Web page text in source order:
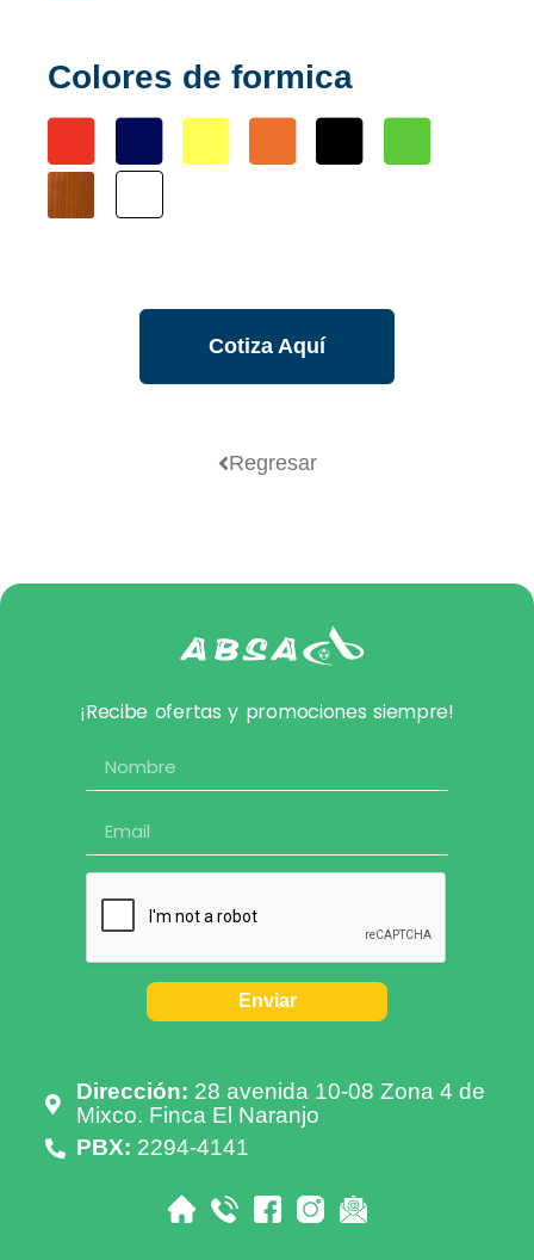
Colores de formica
Cotiza Aquí
Regresar
¡Recibe ofertas y promociones siempre!
Enviar
Dirección: 28 avenida 10-08 Zona 4 de
Mixco. Finca El Naranjo
PBX: 2294-4141